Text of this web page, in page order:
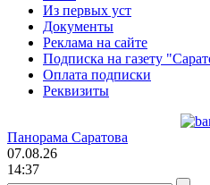
Из пеpвых уст
Документы
Реклама на сайте
Подписка на газету
Оплата подписки
Реквизиты
Панорама Саратова
07.08.26
14:37